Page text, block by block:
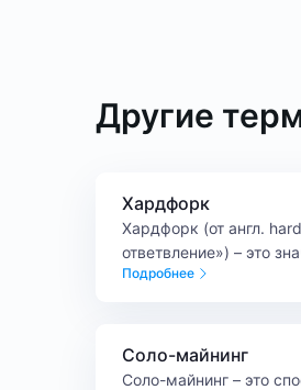
Другие
Хардфорк
Хардфорк (от англ.
ответвление») – это
протокола блокчейна,
связан не просто с
изменением логики
Подробнее
Соло-майнинг
Соло-майнинг – это